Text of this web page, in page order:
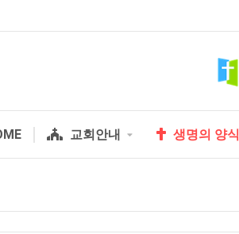
교회안내 생명의 양식